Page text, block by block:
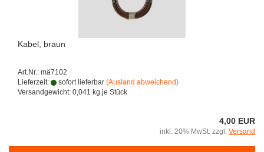
Kabel, braun
Art.Nr.: mä7102
Lieferzeit:
sofort lieferbar (Ausland abweichend)
Versandgewicht: 0,041 kg je Stück
4,00 EUR
inkl. 20% MwSt. zzgl. Versand